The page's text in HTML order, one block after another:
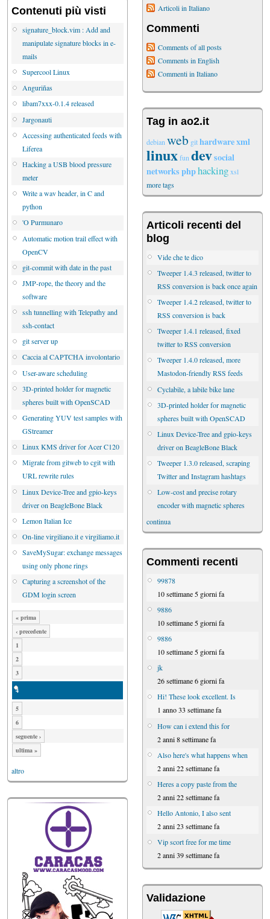
Contenuti più visti
signature_block.vim : Add and
manipulate signature blocks in e-
mails
Supercool Linux
Anguriñas
libam7xxx-0.1.4 released
Jargonauti
Accessing authenticated feeds with
Liferea
Hacking a USB blood pressure
meter
Write a wav header, in C and
python
'O Purmunaro
Automatic motion trail effect with
OpenCV
git-commit with date in the past
JMP-rope, the theory and the
software
ssh tunnelling with Telepathy and
ssh-contact
git server up
Caccia al CAPTCHA involontario
User-aware scheduling
3D-printed holder for magnetic
spheres built with OpenSCAD
Generating YUV test samples with
GStreamer
Linux KMS driver for Acer C120
Migrate from gitweb to cgit with
URL rewrite rules
Linux Device-Tree and gpio-keys
driver on BeagleBone Black
Lemon Italian Ice
On-line virgiliano.it e virgiliamo.it
SaveMySugar: exchange messages
using only phone rings
Capturing a screenshot of the
GDM login screen
« prima
‹ precedente
1
2
3
4
5
6
seguente ›
ultima »
altro
Articoli in Italiano
Commenti
Comments of all posts
Comments in English
Commenti in Italiano
Tag in ao2.it
debian web githardwarexml
linuxfun devsocial
networksphphackingxsl
more tags
Articoli recenti del
blog
Vide che te dico
Tweeper 1.4.3 released, twitter to
RSS conversion is back once again
Tweeper 1.4.2 released, twitter to
RSS conversion is back
Tweeper 1.4.1 released, fixed
twitter to RSS conversion
Tweeper 1.4.0 released, more
Mastodon-friendly RSS feeds
Cyclabile, a labile bike lane
3D-printed holder for magnetic
spheres built with OpenSCAD
Linux Device-Tree and gpio-keys
driver on BeagleBone Black
Tweeper 1.3.0 released, scraping
Twitter and Instagram hashtags
Low-cost and precise rotary
encoder with magnetic spheres
continua
Commenti recenti
99878
10 settimane 5 giorni fa
9886
10 settimane 5 giorni fa
9886
10 settimane 5 giorni fa
jk
26 settimane 6 giorni fa
Hi! These look excellent. Is
1 anno 33 settimane fa
How can i extend this for
2 anni 8 settimane fa
Also here's what happens when
2 anni 22 settimane fa
Heres a copy paste from the
2 anni 22 settimane fa
Hello Antonio, I also sent
2 anni 23 settimane fa
Vip scort free for me time
2 anni 39 settimane fa
Validazione